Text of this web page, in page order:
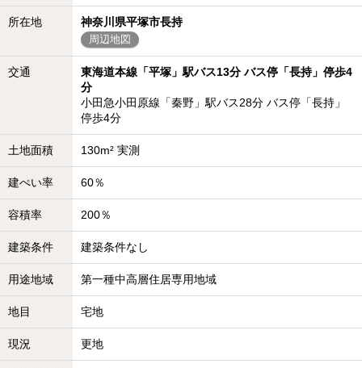
所在地 神奈川県平塚市長持
周辺地図
交通
東海道本線「平塚」駅バス13分 バス停「長持」停歩4
分
小田急小田原線「秦野」駅バス28分 バス停「長持」
停歩4分
土地面積 130m² 実測
建ぺい率 60％
容積率 200％
建築条件 建築条件なし
用途地域 第一種中高層住居専用地域
地目 宅地
現況 更地